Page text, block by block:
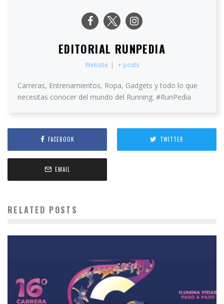
EDITORIAL RUNPEDIA
Website | + posts
Carreras, Entrenamientos, Ropa, Gadgets y todo lo que
necesitas conocer del mundo del Running. #RunPedia
FACEBOOK TWITTER
EMAIL
RELATED POSTS